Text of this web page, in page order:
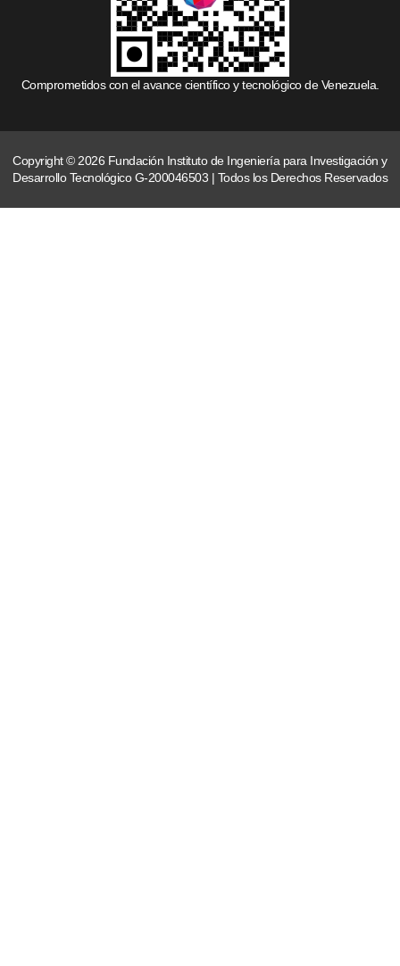
Comprometidos con el avance científico y tecnológico de Venezuela.
Copyright © 2026 Fundación Instituto de Ingeniería para Investigación y
Desarrollo Tecnológico G-200046503 | Todos los Derechos Reservados